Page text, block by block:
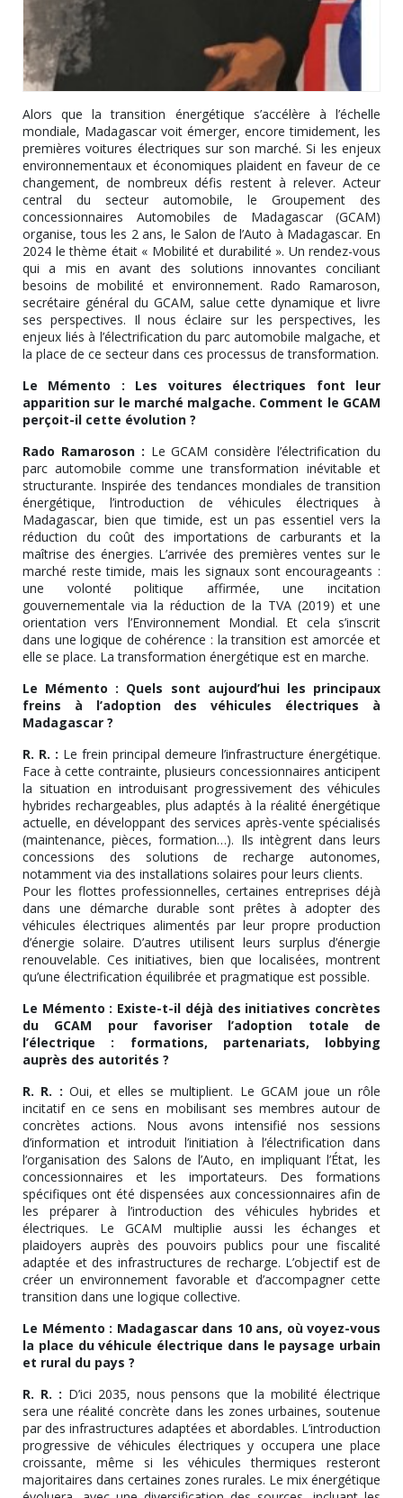
Alors que la transition énergétique s’accélère à l’échelle
mondiale, Madagascar voit émerger, encore timidement, les
premières voitures électriques sur son marché. Si les enjeux
environnementaux et économiques plaident en faveur de ce
changement, de nombreux défis restent à relever. Acteur
central du secteur automobile, le Groupement des
concessionnaires Automobiles de Madagascar (GCAM)
organise, tous les 2 ans, le Salon de l’Auto à Madagascar. En
2024 le thème était « Mobilité et durabilité ». Un rendez-vous
qui a mis en avant des solutions innovantes conciliant
besoins de mobilité et environnement. Rado Ramaroson,
secrétaire général du GCAM, salue cette dynamique et livre
ses perspectives. Il nous éclaire sur les perspectives, les
enjeux liés à l’électrification du parc automobile malgache, et
la place de ce secteur dans ces processus de transformation.
Le Mémento : Les voitures électriques font leur
apparition sur le marché malgache. Comment le GCAM
perçoit-il cette évolution ?
Rado Ramaroson : Le GCAM considère l’électrification du
parc automobile comme une transformation inévitable et
structurante. Inspirée des tendances mondiales de transition
énergétique, l’introduction de véhicules électriques à
Madagascar, bien que timide, est un pas essentiel vers la
réduction du coût des importations de carburants et la
maîtrise des énergies. L’arrivée des premières ventes sur le
marché reste timide, mais les signaux sont encourageants :
une volonté politique affirmée, une incitation
gouvernementale via la réduction de la TVA (2019) et une
orientation vers l’Environnement Mondial. Et cela s’inscrit
dans une logique de cohérence : la transition est amorcée et
elle se place. La transformation énergétique est en marche.
Le Mémento : Quels sont aujourd’hui les principaux
freins à l’adoption des véhicules électriques à
Madagascar ?
R. R. : Le frein principal demeure l’infrastructure énergétique.
Face à cette contrainte, plusieurs concessionnaires anticipent
la situation en introduisant progressivement des véhicules
hybrides rechargeables, plus adaptés à la réalité énergétique
actuelle, en développant des services après-vente spécialisés
(maintenance, pièces, formation…). Ils intègrent dans leurs
concessions des solutions de recharge autonomes,
notamment via des installations solaires pour leurs clients.
Pour les flottes professionnelles, certaines entreprises déjà
dans une démarche durable sont prêtes à adopter des
véhicules électriques alimentés par leur propre production
d’énergie solaire. D’autres utilisent leurs surplus d’énergie
renouvelable. Ces initiatives, bien que localisées, montrent
qu’une électrification équilibrée et pragmatique est possible.
Le Mémento : Existe-t-il déjà des initiatives concrètes
du GCAM pour favoriser l’adoption totale de
l’électrique : formations, partenariats, lobbying
auprès des autorités ?
R. R. : Oui, et elles se multiplient. Le GCAM joue un rôle
incitatif en ce sens en mobilisant ses membres autour de
concrètes actions. Nous avons intensifié nos sessions
d’information et introduit l’initiation à l’électrification dans
l’organisation des Salons de l’Auto, en impliquant l’État, les
concessionnaires et les importateurs. Des formations
spécifiques ont été dispensées aux concessionnaires afin de
les préparer à l’introduction des véhicules hybrides et
électriques. Le GCAM multiplie aussi les échanges et
plaidoyers auprès des pouvoirs publics pour une fiscalité
adaptée et des infrastructures de recharge. L’objectif est de
créer un environnement favorable et d’accompagner cette
transition dans une logique collective.
Le Mémento : Madagascar dans 10 ans, où voyez-vous
la place du véhicule électrique dans le paysage urbain
et rural du pays ?
R. R. : D’ici 2035, nous pensons que la mobilité électrique
sera une réalité concrète dans les zones urbaines, soutenue
par des infrastructures adaptées et abordables. L’introduction
progressive de véhicules électriques y occupera une place
croissante, même si les véhicules thermiques resteront
majoritaires dans certaines zones rurales. Le mix énergétique